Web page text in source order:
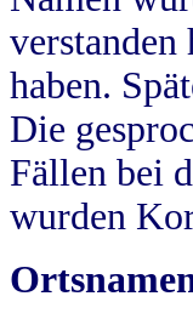
verstanden
haben.
Die
Fällen bei
wurden